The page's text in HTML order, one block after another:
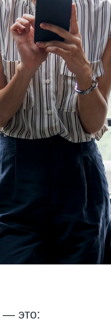
— это: